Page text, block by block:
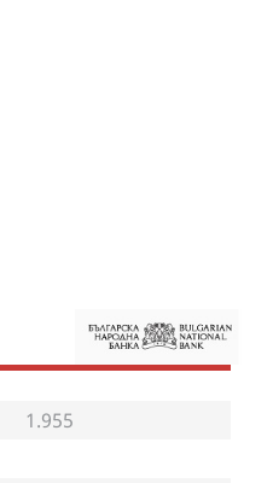
1.955